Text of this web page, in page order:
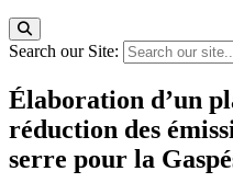
Search our Site:
Élaboration d’un
réduction des
serre pour la